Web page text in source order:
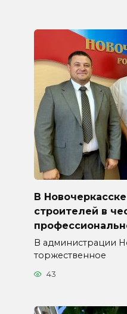
В
строителей в
В администрации
торжественное
43